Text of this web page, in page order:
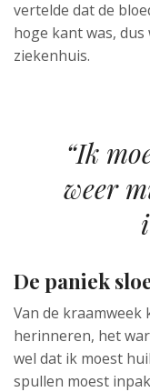
vertelde dat de
hoge kant was,
ziekenhuis.
“Ik
weer
De paniek
Van de kraamweek
herinneren, het
wel dat ik moest
spullen moest